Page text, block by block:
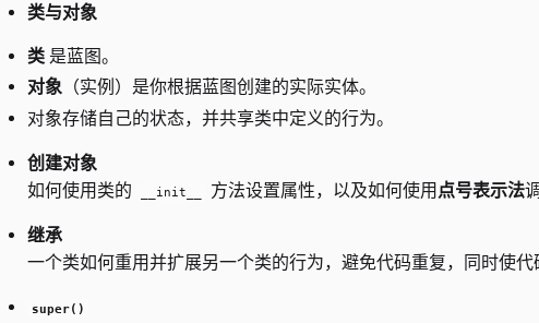
类与对象
类 是蓝图。
对象 （实例）是你根据蓝图创建的实际实体。
对象存储自己的状态，并共享类中定义的行为。
创建对象
如何使用类的
__init__ 方法设置属性，以及如何使用 点号表示法
继承
一个类如何重用并扩展另一个类的行为，避免代码重复，同时使代
super()